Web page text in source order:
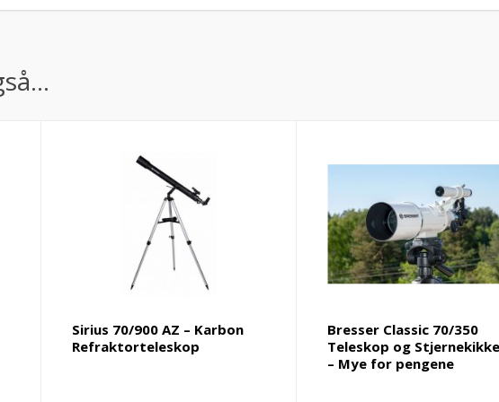
Sirius 70/900 AZ – Karbon
Refraktorteleskop
Bresser Classic 70/350
Teleskop og
– Mye for pengene